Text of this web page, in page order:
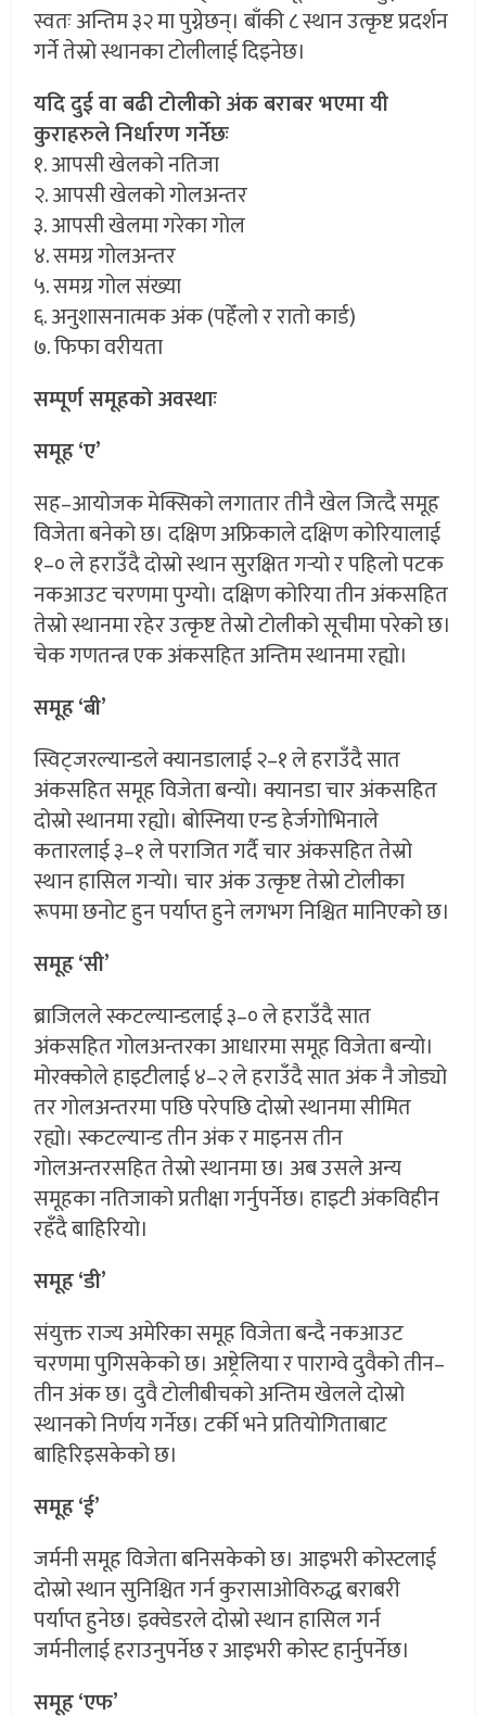
स्वतः अन्तिम ३२ मा पुग्नेछन्। बाँकी ८ स्थान उत्कृष्ट प्रदर्शन
गर्ने तेस्रो स्थानका टोलीलाई दिइनेछ।
यदि दुई वा बढी टोलीको अंक बराबर भएमा यी
कुराहरुले निर्धारण गर्नेछः
१. आपसी खेलको नतिजा
२. आपसी खेलको गोलअन्तर
३. आपसी खेलमा गरेका गोल
४. समग्र गोलअन्तर
५. समग्र गोल संख्या
६. अनुशासनात्मक अंक (पहेँलो र रातो कार्ड)
७. फिफा वरीयता
सम्पूर्ण समूहको अवस्थाः
समूह ‘ए’
सह–आयोजक मेक्सिको लगातार तीनै खेल जित्दै समूह
विजेता बनेको छ। दक्षिण अफ्रिकाले दक्षिण कोरियालाई
१–० ले हराउँदै दोस्रो स्थान सुरक्षित गर्‍यो र पहिलो पटक
नकआउट चरणमा पुग्यो। दक्षिण कोरिया तीन अंकसहित
तेस्रो स्थानमा रहेर उत्कृष्ट तेस्रो टोलीको सूचीमा परेको छ।
चेक गणतन्त्र एक अंकसहित अन्तिम स्थानमा रह्यो।
समूह ‘बी’
स्विट्जरल्यान्डले क्यानडालाई २–१ ले हराउँदै सात
अंकसहित समूह विजेता बन्यो। क्यानडा चार अंकसहित
दोस्रो स्थानमा रह्यो। बोस्निया एन्ड हेर्जगोभिनाले
कतारलाई ३–१ ले पराजित गर्दै चार अंकसहित तेस्रो
स्थान हासिल गर्‍यो। चार अंक उत्कृष्ट तेस्रो टोलीका
रूपमा छनोट हुन पर्याप्त हुने लगभग निश्चित मानिएको छ।
समूह ‘सी’
ब्राजिलले स्कटल्यान्डलाई ३–० ले हराउँदै सात
अंकसहित गोलअन्तरका आधारमा समूह विजेता बन्यो।
मोरक्कोले हाइटीलाई ४–२ ले हराउँदै सात अंक नै जोड्यो
तर गोलअन्तरमा पछि परेपछि दोस्रो स्थानमा सीमित
रह्यो। स्कटल्यान्ड तीन अंक र माइनस तीन
गोलअन्तरसहित तेस्रो स्थानमा छ। अब उसले अन्य
समूहका नतिजाको प्रतीक्षा गर्नुपर्नेछ। हाइटी अंकविहीन
रहँदै बाहिरियो।
समूह ‘डी’
संयुक्त राज्य अमेरिका समूह विजेता बन्दै नकआउट
चरणमा पुगिसकेको छ। अष्ट्रेलिया र पाराग्वे दुवैको तीन–
तीन अंक छ। दुवै टोलीबीचको अन्तिम खेलले दोस्रो
स्थानको निर्णय गर्नेछ। टर्की भने प्रतियोगिताबाट
बाहिरिइसकेको छ।
समूह ‘ई’
जर्मनी समूह विजेता बनिसकेको छ। आइभरी कोस्टलाई
दोस्रो स्थान सुनिश्चित गर्न कुरासाओविरुद्ध बराबरी
पर्याप्त हुनेछ। इक्वेडरले दोस्रो स्थान हासिल गर्न
जर्मनीलाई हराउनुपर्नेछ र आइभरी कोस्ट हार्नुपर्नेछ।
समूह ‘एफ’